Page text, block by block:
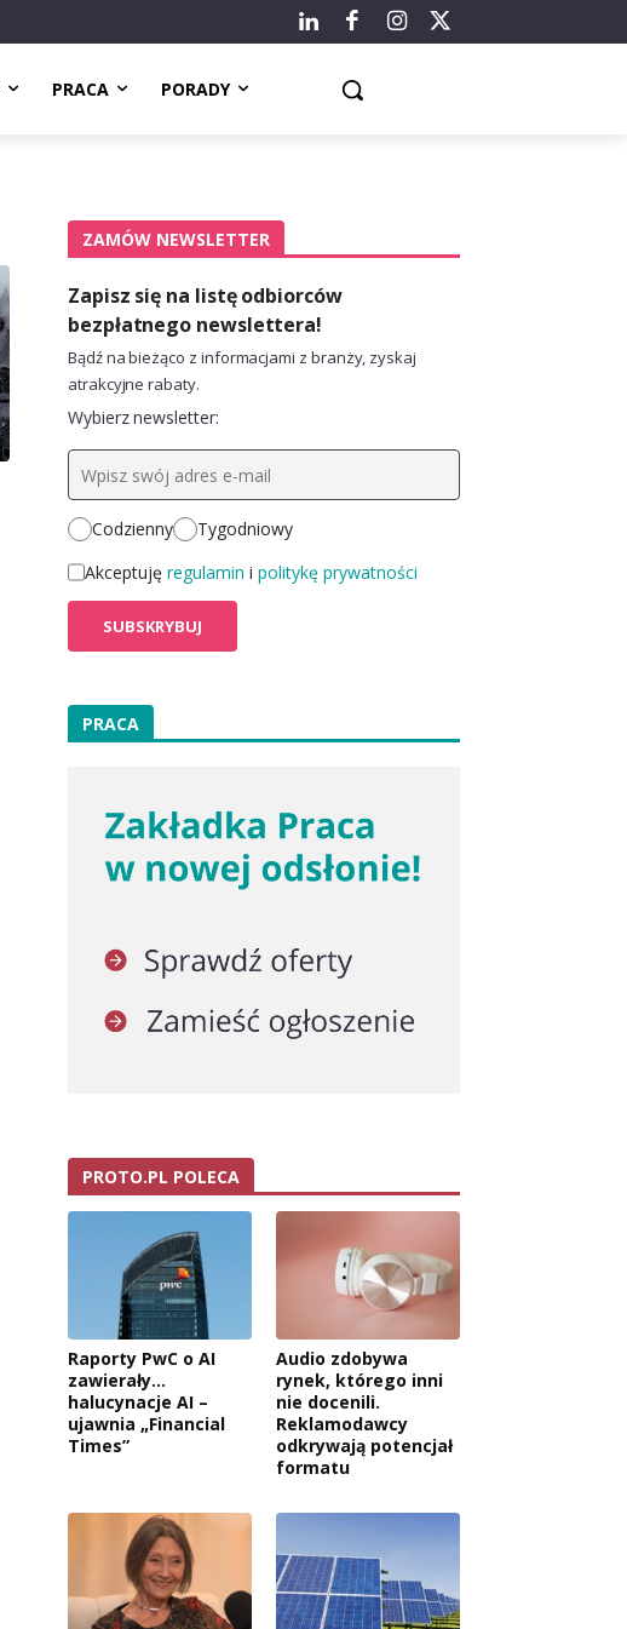
PRACA PORADY
ZAMÓW NEWSLETTER
Zapisz się na listę odbiorców
bezpłatnego newslettera!
Bądź na bieżąco z informacjami z branży, zyskaj
atrakcyjne rabaty.
Wybierz newsletter:
Codzienny
Tygodniowy
Akceptuję regulamin i politykę prywatności
PRACA
PROTO.PL POLECA
Raporty PwC o AI
zawierały…
halucynacje AI –
ujawnia „Financial
Times”
Audio zdobywa
rynek, którego inni
nie docenili.
Reklamodawcy
odkrywają potencjał
formatu